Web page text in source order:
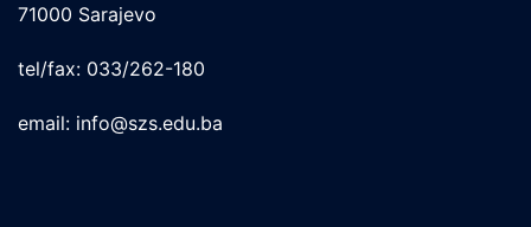
71000 Sarajevo
tel/fax: 033/262-180
email: info@szs.edu.ba